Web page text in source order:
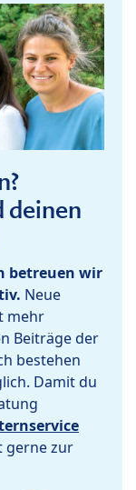
deinen
betreuen wir
Neue
mehr
Beiträge der
bestehen
Damit du
gerne zur